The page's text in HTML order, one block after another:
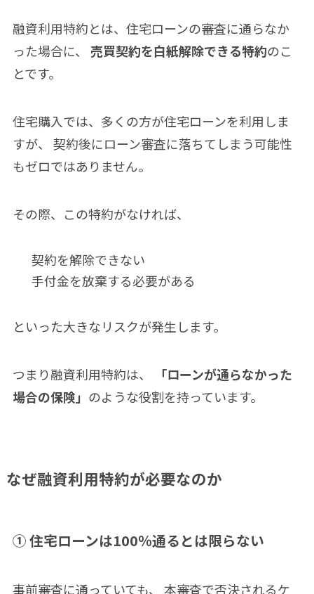
融資利用特約とは、住宅ローンの審査に通らなか
った場合に、 売買契約を白紙解除できる特約のこ
とです。
住宅購入では、多くの方が住宅ローンを利用しま
すが、 契約後にローン審査に落ちてしまう可能性
もゼロではありません。
その際、この特約がなければ、
契約を解除できない
手付金を放棄する必要がある
といった大きなリスクが発生します。
つまり融資利用特約は、
「ローンが通らなかった
場合の保険」 のような役割を持っています。
なぜ融資利用特約が必要なのか
① 住宅ローンは100％通るとは限らない
事前審査に通っていても、 本審査で否決されるケ